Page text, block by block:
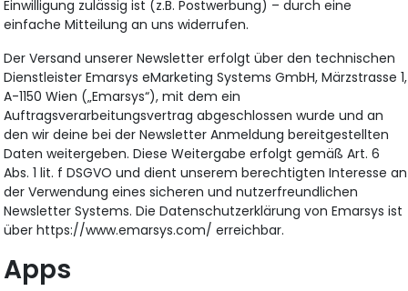
Einwilligung zulässig ist (z.B. Postwerbung) – durch eine
einfache Mitteilung an uns widerrufen.
Der Versand unserer Newsletter erfolgt über den technischen
Dienstleister Emarsys eMarketing Systems GmbH, Märzstrasse 1,
A-1150 Wien („Emarsys“), mit dem ein
Auftragsverarbeitungsvertrag abgeschlossen wurde und an
den wir deine bei der Newsletter Anmeldung bereitgestellten
Daten weitergeben. Diese Weitergabe erfolgt gemäß Art. 6
Abs. 1 lit. f DSGVO und dient unserem berechtigten Interesse an
der Verwendung eines sicheren und nutzerfreundlichen
Newsletter Systems. Die Datenschutzerklärung von Emarsys ist
über https://www.emarsys.com/ erreichbar.
Apps